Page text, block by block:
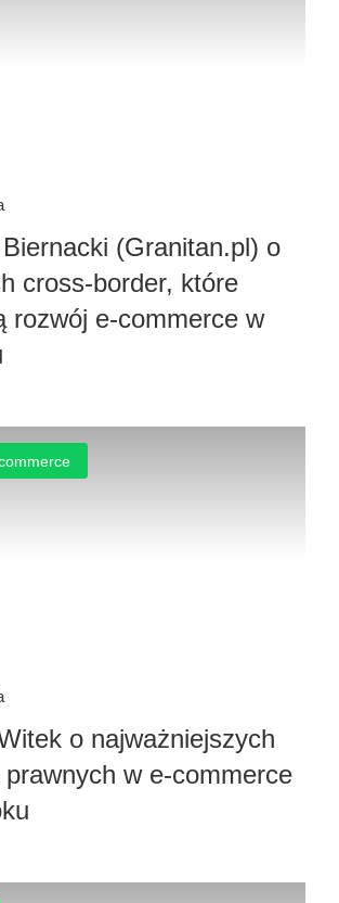
(Granitan.pl) o
cross-border, które
rozwój e-commerce w
o najważniejszych
w e-commerce